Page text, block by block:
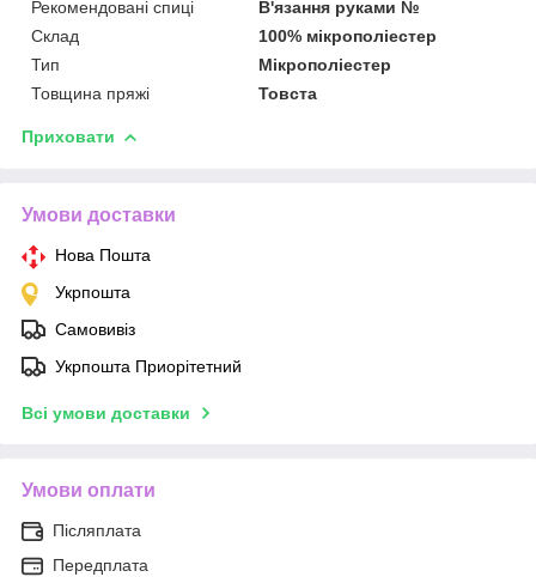
Рекомендовані спиці
В'язання руками №
Склад
100% мікрополіестер
Тип
Мікрополіестер
Товщина пряжі
Товста
Приховати
Умови доставки
Нова Пошта
Укрпошта
Самовивіз
Укрпошта Приорітетний
Всі умови доставки
Умови оплати
Післяплата
Передплата